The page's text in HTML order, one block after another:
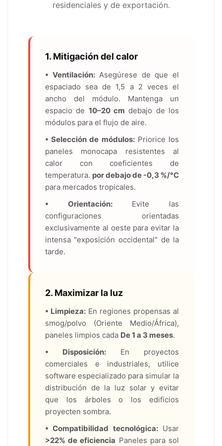
residenciales y de exportación.
1. Mitigación del calor
• Ventilación:Asegúrese de que el
espaciado sea de 1,5 a 2 veces el
ancho del módulo. Mantenga un
espacio de 10–20 cm debajo de los
módulos para el flujo de aire.
• Selección de módulos:Priorice los
paneles monocapa resistentes al
calor con coeficientes de
temperatura. por debajo de -0,3 %/°C
para mercados tropicales.
• Orientación:Evite las
configuraciones orientadas
exclusivamente al oeste para evitar la
intensa "exposición occidental" de la
tarde.
2. Maximizar la luz
• Limpieza:En regiones propensas al
smog/polvo (Oriente Medio/África),
paneles limpios cada De 1 a 3 meses.
• Disposición:En proyectos
comerciales e industriales, utilice
software especializado para simular la
distribución de la luz solar y evitar
que los árboles o los edificios
proyecten sombra.
• Compatibilidad tecnológica:Usar
>22% de eficiencia Paneles para sol